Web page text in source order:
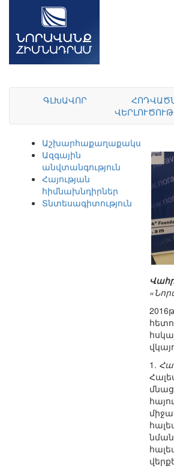
ԳԼԽԱՎՈՐ
Ազգային
անվտանգություն
Հայության
հիմնախնդիրներ
Տնտեսագիտություն
1.